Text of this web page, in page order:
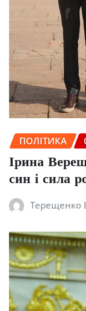
ПОЛІТИКА
Ірина
син і сила
Терещенко